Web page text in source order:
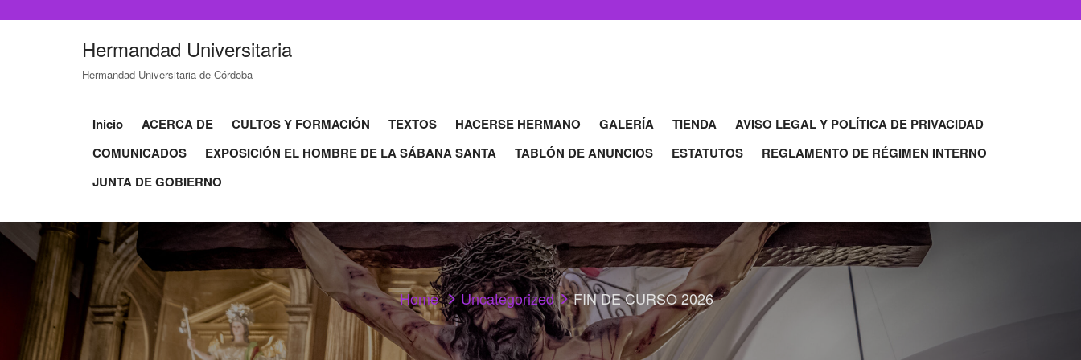
Hermandad Universitaria
Hermandad Universitaria de Córdoba
Inicio ACERCA DE CULTOS Y FORMACIÓN TEXTOS HACERSE HERMANO GALERÍA TIENDA
AVISO LEGAL Y POLÍTICA DE PRIVACIDAD
COMUNICADOS
EXPOSICIÓN EL HOMBRE DE LA SÁBANA SANTA TABLÓN DE ANUNCIOS ESTATUTOS
REGLAMENTO DE RÉGIMEN INTERNO
JUNTA DE GOBIERNO
Home Uncategorized FIN DE CURSO 2026